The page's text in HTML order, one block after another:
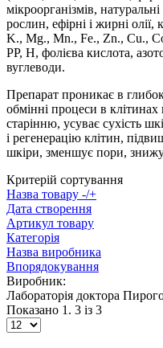
мікроорганізмів,
рослин, ефірні і жирні
K., Mg., Mn., Fe., Zn., Cu.,
РР, Н, фолієва кислота,
вуглеводи.
Препарат проникає в
обмінні процеси в
старінню, усуває сухість
і регенерацію клітин,
шкіри, зменшує пори,
Критерій сортування
Назва товару -/+
Дата створення
Артикул товару
Категорія
Назва виробника
Впорядокування
Виробник:
Лабораторiя доктора
Показано 1. 3 із 3